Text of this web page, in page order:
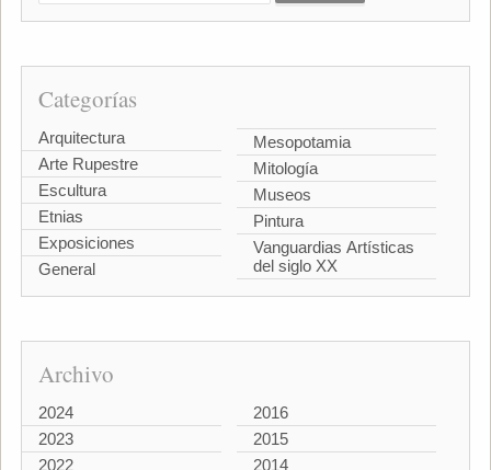
Categorías
Arquitectura
Arte Rupestre
Escultura
Etnias
Exposiciones
General
Mesopotamia
Mitología
Museos
Pintura
Vanguardias Artísticas
del siglo XX
Archivo
2024
2023
2022
2016
2015
2014